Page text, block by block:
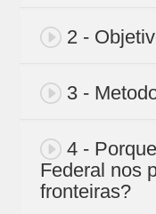
2 -
3 -
4 -
Federal nos
fronteiras?